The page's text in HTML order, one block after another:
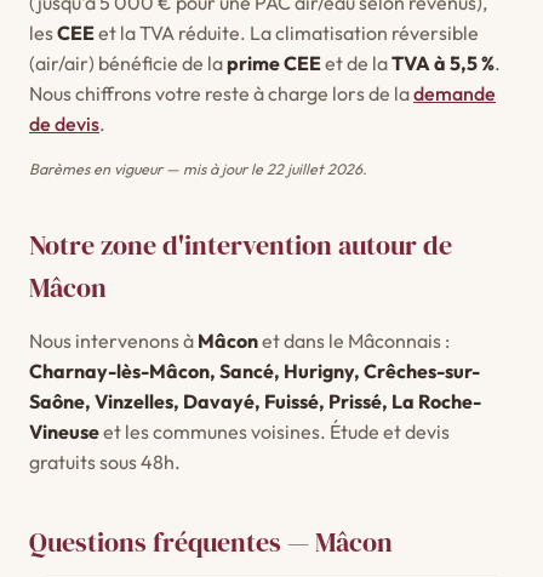
lesCEEet la TVA réduite. La climatisation réversible
(air/air) bénéficie de laprime CEEet de laTVA à 5,5 %.
Nous chiffrons votre reste à charge lors de lademande
de devis.
Barèmes en vigueur — mis à jour le 22 juillet 2026.
Notre zone d'intervention autour de
Mâcon
Nous intervenons à Mâconet dans le Mâconnais :
Charnay-lès-Mâcon, Sancé, Hurigny, Crêches-sur-
Saône, Vinzelles, Davayé, Fuissé, Prissé, La Roche-
Vineuseet les communes voisines. Étude et devis
gratuits sous 48h.
Questions fréquentes — Mâcon